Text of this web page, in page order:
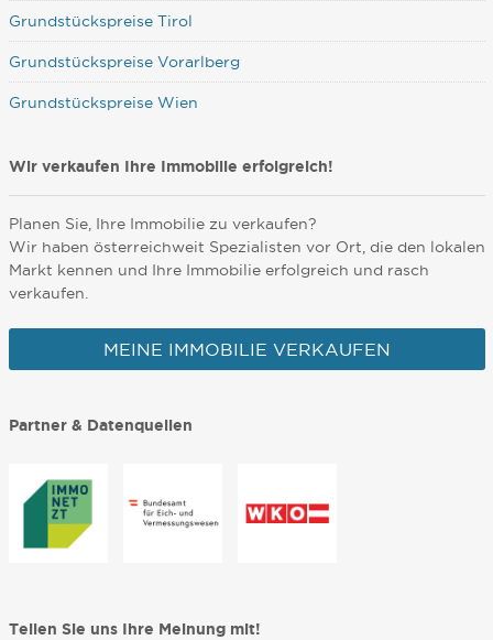
Grundstückspreise Tirol
Grundstückspreise Vorarlberg
Grundstückspreise Wien
Wir verkaufen Ihre Immobilie erfolgreich!
Planen Sie, Ihre Immobilie zu verkaufen?
Wir haben österreichweit Spezialisten vor Ort, die den lokalen
Markt kennen und Ihre Immobilie erfolgreich und rasch
verkaufen.
MEINE IMMOBILIE VERKAUFEN
Partner & Datenquellen
Teilen Sie uns Ihre Meinung mit!